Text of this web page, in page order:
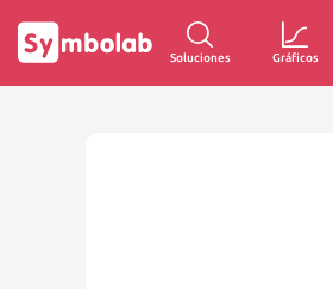
Soluciones Gráficos